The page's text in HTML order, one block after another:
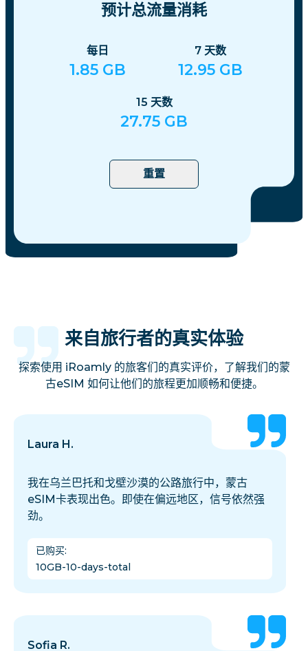
预计总流量消耗
每日
1.85 GB
7 天数
12.95 GB
15 天数
27.75 GB
重置
来自旅行者的真实体验
探索使用 iRoamly 的旅客们的真实评价，了解我们的蒙
古eSIM 如何让他们的旅程更加顺畅和便捷。
Laura H.
我在乌兰巴托和戈壁沙漠的公路旅行中，蒙古
eSIM卡表现出色。即使在偏远地区，信号依然强
劲。
已购买:
10GB-10-days-total
Sofia R.